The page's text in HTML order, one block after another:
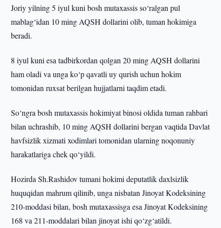
Joriy yilning 5 iyul kuni bosh mutaxassis so‘ralgan pul
mablag‘idan 10 ming AQSH dollarini olib, tuman hokimiga
beradi.
8 iyul kuni esa tadbirkordan qolgan 20 ming AQSH dollarini
ham oladi va unga ko‘p qavatli uy qurish uchun hokim
tomonidan ruxsat berilgan hujjatlarni taqdim etadi.
So‘ngra bosh mutaxassis hokimiyat binosi oldida tuman rahbari
bilan uchrashib, 10 ming AQSH dollarini bergan vaqtida Davlat
havfsizlik xizmati xodimlari tomonidan ularning noqonuniy
harakatlariga chek qo‘yildi.
Hozirda Sh.Rashidov tumani hokimi deputatlik daxlsizlik
huquqidan mahrum qilinib, unga nisbatan Jinoyat Kodeksining
210-moddasi bilan, bosh mutaxassisga esa Jinoyat Kodeksining
168 va 211-moddalari bilan jinoyat ishi qo‘zg‘atildi.